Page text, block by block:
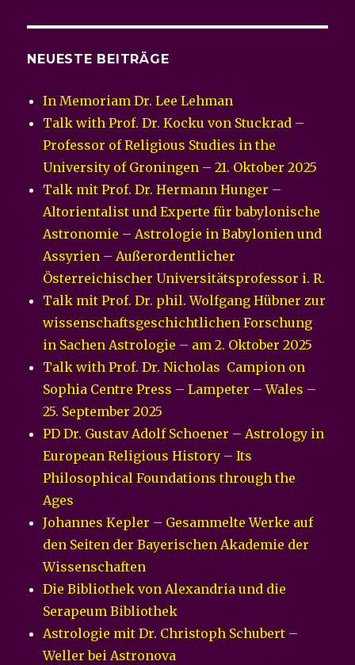
NEUESTE BEITRÄGE
In Memoriam Dr. Lee Lehman
Talk with Prof. Dr. Kocku von Stuckrad –
Professor of Religious Studies in the
University of Groningen – 21. Oktober 2025
Talk mit Prof. Dr. Hermann Hunger –
Altorientalist und Experte für babylonische
Astronomie – Astrologie in Babylonien und
Assyrien – Außerordentlicher
Österreichischer Universitätsprofessor i. R.
Talk mit Prof. Dr. phil. Wolfgang Hübner zur
wissenschaftsgeschichtlichen Forschung
in Sachen Astrologie – am 2. Oktober 2025
Talk with Prof. Dr. Nicholas Campion on
Sophia Centre Press – Lampeter – Wales –
25. September 2025
PD Dr. Gustav Adolf Schoener – Astrology in
European Religious History – Its
Philosophical Foundations through the
Ages
Johannes Kepler – Gesammelte Werke auf
den Seiten der Bayerischen Akademie der
Wissenschaften
Die Bibliothek von Alexandria und die
Serapeum Bibliothek
Astrologie mit Dr. Christoph Schubert –
Weller bei Astronova